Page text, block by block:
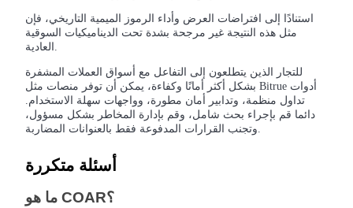
Deposit CASHCAT & Win
Deposit CASHCAT & Win
استنادًا إلى افتراضات العرض وأداء الرموز الميمية التاريخي، فإن
مثل هذه النتيجة غير مرجحة بشدة تحت الديناميكيات السوقية
للتجار الذين يتطلعون إلى التفاعل مع أسواق العملات المشفرة
بشكل أكثر أمانًا وكفاءة، يمكن أن توفر منصات مثل Bitrue أدوات
تداول منظمة، وتدابير أمان مطورة، وواجهات سهلة الاستخدام.
دائما قم بإجراء بحث شامل، وقم بإدارة المخاطر بشكل مسؤول،
أسئلة متكررة
ما هو COAR؟